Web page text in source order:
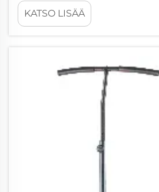
tehokkaille
reformerit ovat nousseet
KATSO LISÄÄ